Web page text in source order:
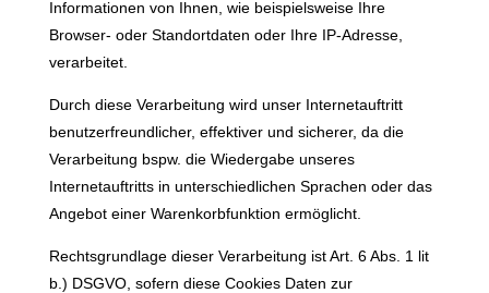
Informationen von Ihnen, wie beispielsweise Ihre
Browser- oder Standortdaten oder Ihre IP-Adresse,
verarbeitet.
Durch diese Verarbeitung wird unser Internetauftritt
benutzerfreundlicher, effektiver und sicherer, da die
Verarbeitung bspw. die Wiedergabe unseres
Internetauftritts in unterschiedlichen Sprachen oder das
Angebot einer Warenkorbfunktion ermöglicht.
Rechtsgrundlage dieser Verarbeitung ist Art. 6 Abs. 1 lit
b.) DSGVO, sofern diese Cookies Daten zur